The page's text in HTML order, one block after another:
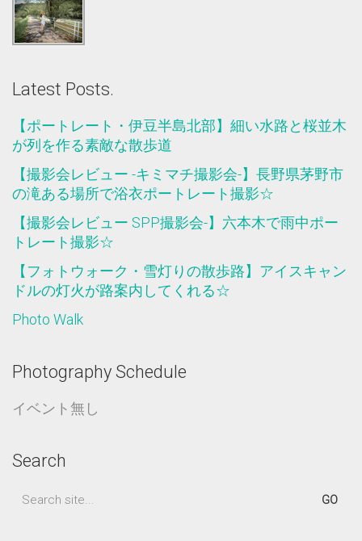
Latest Posts.
【ポートレート・伊豆半島北部】細い水路と桜並木
が列を作る素敵な散歩道
【撮影会レビュー -キミマチ撮影会-】長野県茅野市
の滝ある場所で浴衣ポートレート撮影☆
【撮影会レビュー SPP撮影会-】六本木で雨中ポー
トレート撮影☆
【フォトウォーク・雪灯りの散歩路】アイスキャン
ドルの灯火が路案内してくれる☆
Photo Walk
Photography Schedule
イベント無し
Search
Search